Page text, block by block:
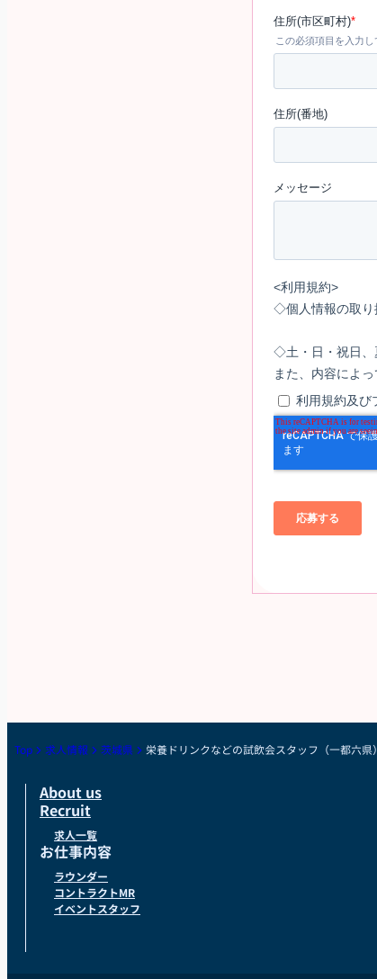
Top 求人情報 茨城県 栄養ドリンクなどの試飲会スタッフ（一都六県）
About us
Recruit
求人一覧
お仕事内容
ラウンダー
コントラクトMR
イベントスタッフ